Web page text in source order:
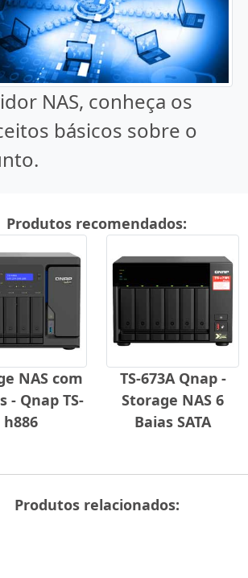
NAS, conheça os
básicos sobre o
Produtos recomendados:
NAS com
- Qnap TS-
h886
TS-673A Qnap -
Storage NAS 6
Baias SATA
Produtos relacionados: